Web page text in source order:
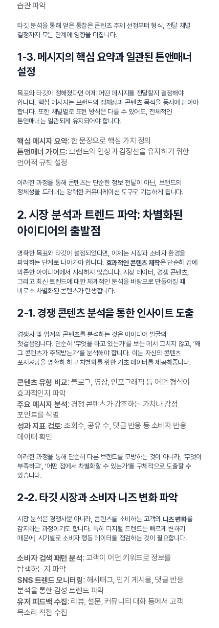
습관 파악
타깃 분석을 통해 얻은 통찰은 콘텐츠 주제 선정부터 형식, 전달 채널
결정까지 모든 단계에 영향을 미칩니다.
1-3. 메시지의 핵심 요약과 일관된 톤앤매너
설정
목표와 타깃이 정해졌다면 이제 어떤 메시지를 전달할지 결정해야
합니다. 핵심 메시지는 브랜드의 정체성과 콘텐츠 목적을 동시에 담아야
합니다. 또한 채널별로 표현 방식은 다를 수 있어도, 전체적인
톤앤매너는 일관되게 유지되어야 합니다.
핵심 메시지 요약: 한 문장으로 핵심 가치 정의
톤앤매너 가이드: 브랜드의 인상과 감정선을 유지하기 위한
언어적 규칙 설정
이러한 과정을 통해 콘텐츠는 단순한 정보 전달이 아닌, 브랜드의
정체성을 드러내는 강력한 커뮤니케이션 도구로 기능하게 됩니다.
2. 시장 분석과 트렌드 파악: 차별화된
아이디어의 출발점
명확한 목표와 타깃이 설정되었다면, 이제는 시장과 소비자 환경을
파악하는 단계로 나아가야 합니다. 효과적인 콘텐츠 제작은 단순히 감에
의존한 아이디어에서 시작하지 않습니다. 시장 데이터, 경쟁 콘텐츠,
그리고 최신 트렌드에 대한 체계적인 분석을 바탕으로 만들어질 때
비로소 차별화된 콘텐츠가 탄생합니다.
2-1. 경쟁 콘텐츠 분석을 통한 인사이트 도출
경쟁사 및 업계의 콘텐츠를 분석하는 것은 아이디어 발굴의
첫걸음입니다. 단순히 ‘무엇을 하고 있는가’를 보는 데서 그치지 않고, ‘왜
그 콘텐츠가 주목받는가’를 분석해야 합니다. 이는 자신의 콘텐츠
포지셔닝을 명확히 하고 차별화를 위한 기초 데이터를 제공해줍니다.
콘텐츠 유형 비교: 블로그, 영상, 인포그래픽 등 어떤 형식이
효과적인지 파악
주요 메시지 분석: 경쟁 콘텐츠가 강조하는 가치나 감정
포인트를 식별
성과 지표 검토: 조회수, 공유 수, 댓글 반응 등 소비자 반응
데이터 확인
이러한 과정을 통해 단순히 다른 브랜드를 모방하는 것이 아니라, ‘무엇이
부족하고’, ‘어떤 점에서 차별화할 수 있는가’를 구체적으로 도출할 수
있습니다.
2-2. 타깃 시장과 소비자 니즈 변화 파악
시장 분석은 경쟁사뿐 아니라, 콘텐츠를 소비하는 고객의 니즈 변화를
감지하는 과정이기도 합니다. 특히 디지털 트렌드는 빠르게 변하기
때문에, 시기별로 소비자 행동 데이터를 점검하는 것이 필요합니다.
소비자 검색 패턴 분석: 고객이 어떤 키워드로 정보를
탐색하는지 파악
SNS 트렌드 모니터링: 해시태그, 인기 게시물, 댓글 반응
분석을 통한 감성 트렌드 파악
유저 피드백 수집: 리뷰, 설문, 커뮤니티 대화 등에서 고객
목소리 직접 수집